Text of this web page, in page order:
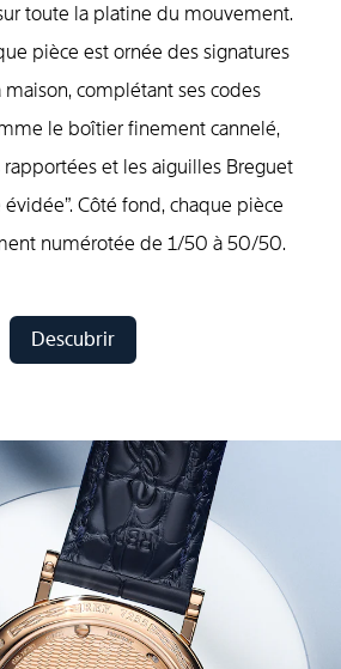
toute la platine du mouvement.
pièce est ornée des signatures
maison, complétant ses codes
le boîtier finement cannelé,
et les aiguilles Breguet
Côté fond, chaque pièce
numérotée de 1/50 à 50/50.
Descubrir